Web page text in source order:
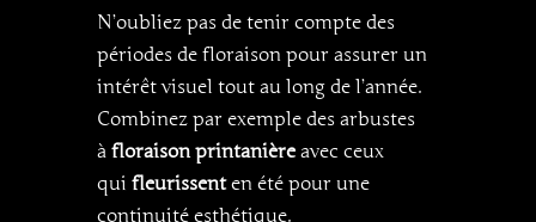
N’oubliez pas de tenir compte des
périodes de floraison pour assurer un
intérêt visuel tout au long de l’année.
Combinez par exemple des arbustes
à floraison printanière avec ceux
qui fleurissent en été pour une
continuité esthétique.